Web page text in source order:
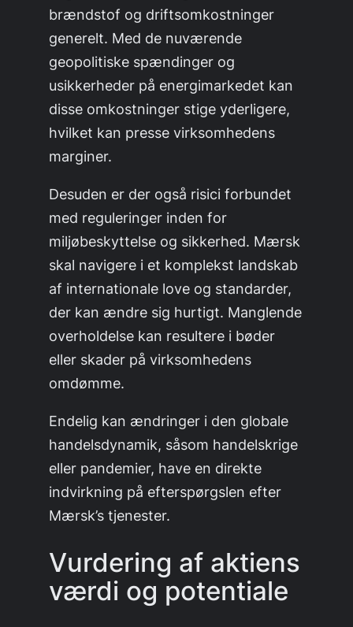
brændstof og driftsomkostninger
generelt. Med de nuværende
geopolitiske spændinger og
usikkerheder på energimarkedet kan
disse omkostninger stige yderligere,
hvilket kan presse virksomhedens
marginer.
Desuden er der også risici forbundet
med reguleringer inden for
miljøbeskyttelse og sikkerhed. Mærsk
skal navigere i et komplekst landskab
af internationale love og standarder,
der kan ændre sig hurtigt. Manglende
overholdelse kan resultere i bøder
eller skader på virksomhedens
omdømme.
Endelig kan ændringer i den globale
handelsdynamik, såsom handelskrige
eller pandemier, have en direkte
indvirkning på efterspørgslen efter
Mærsk’s tjenester.
Vurdering af aktiens
værdi og potentiale